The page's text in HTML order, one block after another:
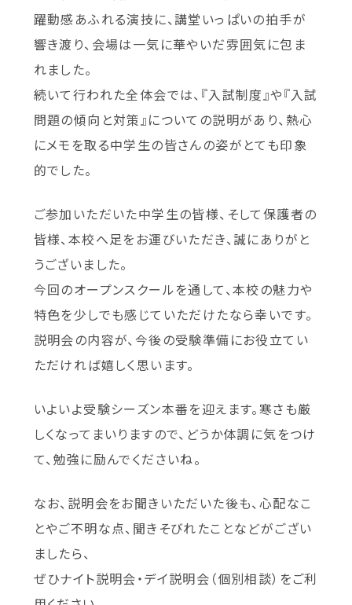
躍動感あふれる演技に、講堂いっぱいの拍手が
響き渡り、会場は一気に華やいだ雰囲気に包ま
れました。
続いて行われた全体会では、『入試制度』や『入試
問題の傾向と対策』についての説明があり、熱心
にメモを取る中学生の皆さんの姿がとても印象
的でした。
ご参加いただいた中学生の皆様、そして保護者の
皆様、本校へ足をお運びいただき、誠にありがと
うございました。
今回のオープンスクールを通して、本校の魅力や
特色を少しでも感じていただけたなら幸いです。
説明会の内容が、今後の受験準備にお役立てい
ただければ嬉しく思います。
いよいよ受験シーズン本番を迎えます。寒さも厳
しくなってまいりますので、どうか体調に気をつけ
て、勉強に励んでくださいね。
なお、説明会をお聞きいただいた後も、心配なこ
とやご不明な点、聞きそびれたことなどがござい
ましたら、
ぜひナイト説明会・デイ説明会（個別相談）をご利